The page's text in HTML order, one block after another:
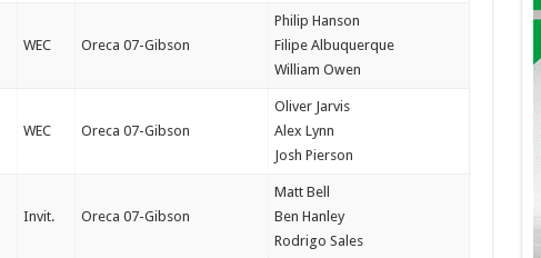
WEC Oreca 07-Gibson
Philip Hanson
Filipe Albuquerque
William Owen
WEC Oreca 07-Gibson
Oliver Jarvis
Alex Lynn
Josh Pierson
Invit. Oreca 07-Gibson
Matt Bell
Ben Hanley
Rodrigo Sales